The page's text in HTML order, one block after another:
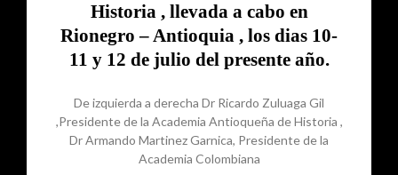
Historia , llevada a cabo en
Rionegro – Antioquia , los dias 10-
11 y 12 de julio del presente año.
De izquierda a derecha Dr Ricardo Zuluaga Gil
,Presidente de la Academia Antioqueña de Historia ,
Dr Armando Martinez Garnica, Presidente de la
Academia Colombiana